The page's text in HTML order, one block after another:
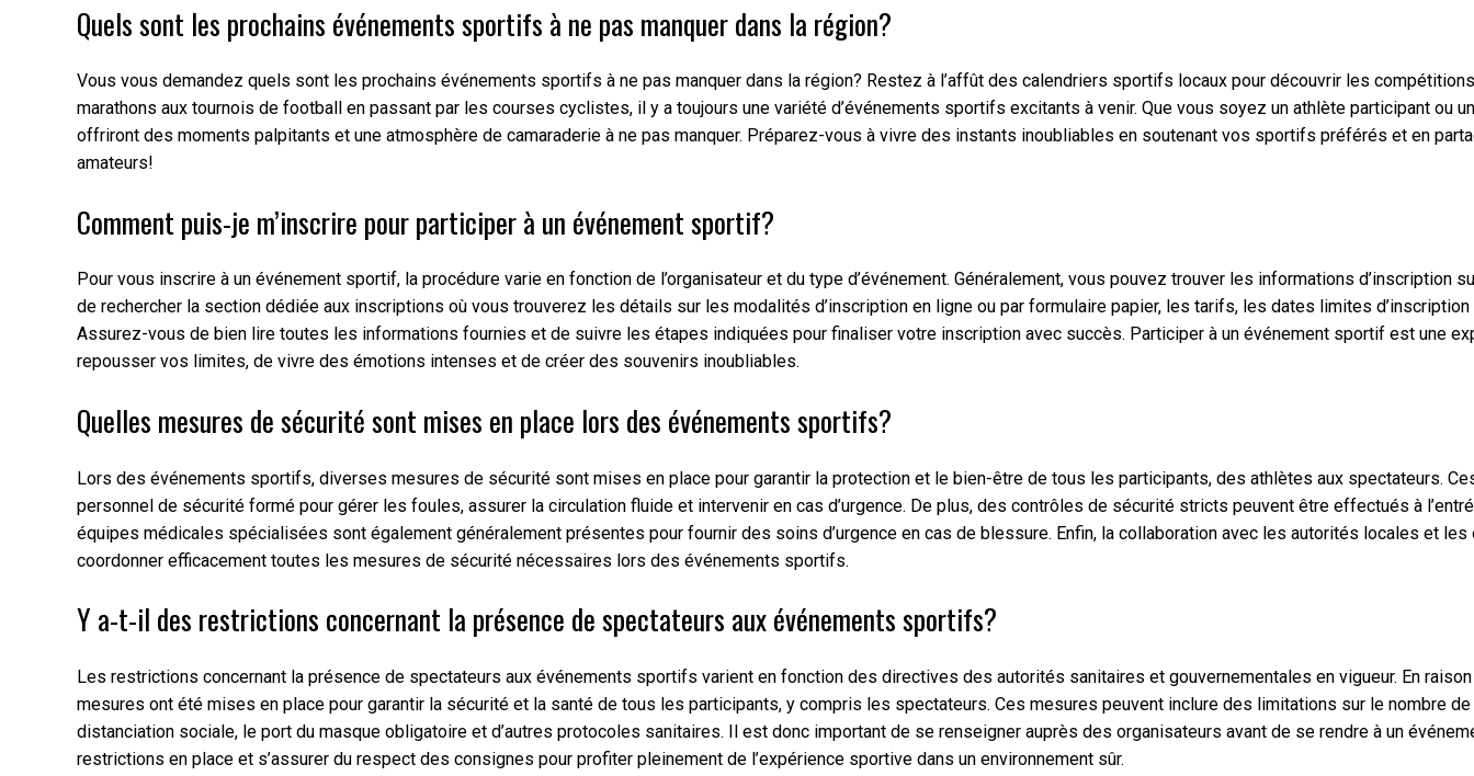
Quels sont les prochains événements sportifs à ne pas manquer dans la région?
Vous vous demandez quels sont les prochains événements sportifs à ne pas manquer dans la région? Restez à l’affût des calendriers sportifs locaux pour découvrir les
marathons aux tournois de football en passant par les courses cyclistes, il y a toujours une variété d’événements sportifs excitants à venir. Que vous soyez un athlète participant ou
offriront des moments palpitants et une atmosphère de camaraderie à ne pas manquer. Préparez-vous à vivre des instants inoubliables en soutenant vos sportifs préférés et en
amateurs!
Comment puis-je m’inscrire pour participer à un événement sportif?
Pour vous inscrire à un événement sportif, la procédure varie en fonction de l’organisateur et du type d’événement. Généralement, vous pouvez trouver les informations d’inscription
de rechercher la section dédiée aux inscriptions où vous trouverez les détails sur les modalités d’inscription en ligne ou par formulaire papier, les tarifs, les dates limites
Assurez-vous de bien lire toutes les informations fournies et de suivre les étapes indiquées pour finaliser votre inscription avec succès. Participer à un événement sportif est une
repousser vos limites, de vivre des émotions intenses et de créer des souvenirs inoubliables.
Quelles mesures de sécurité sont mises en place lors des événements sportifs?
Lors des événements sportifs, diverses mesures de sécurité sont mises en place pour garantir la protection et le bien-être de tous les participants, des athlètes aux spectateurs.
personnel de sécurité formé pour gérer les foules, assurer la circulation fluide et intervenir en cas d’urgence. De plus, des contrôles de sécurité stricts peuvent être effectués à
équipes médicales spécialisées sont également généralement présentes pour fournir des soins d’urgence en cas de blessure. Enfin, la collaboration avec les autorités locales et
coordonner efficacement toutes les mesures de sécurité nécessaires lors des événements sportifs.
Y a-t-il des restrictions concernant la présence de spectateurs aux événements sportifs?
Les restrictions concernant la présence de spectateurs aux événements sportifs varient en fonction des directives des autorités sanitaires et gouvernementales en vigueur. En
mesures ont été mises en place pour garantir la sécurité et la santé de tous les participants, y compris les spectateurs. Ces mesures peuvent inclure des limitations sur le nombre
distanciation sociale, le port du masque obligatoire et d’autres protocoles sanitaires. Il est donc important de se renseigner auprès des organisateurs avant de se rendre à un
restrictions en place et s’assurer du respect des consignes pour profiter pleinement de l’expérience sportive dans un environnement sûr.